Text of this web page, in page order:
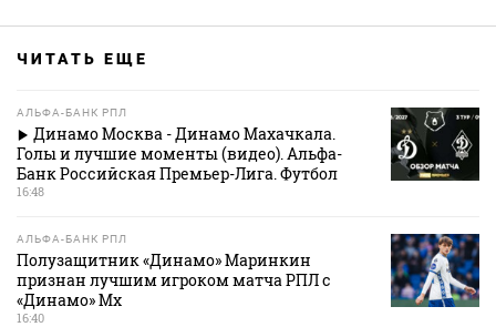
ЧИТАТЬ ЕЩЕ
АЛЬФА-БАНК РПЛ
Динамо Москва - Динамо Махачкала.
Голы и лучшие моменты (видео). Альфа-
Банк Российская Премьер-Лига. Футбол
16:48
АЛЬФА-БАНК РПЛ
Полузащитник «Динамо» Маринкин
признан лучшим игроком матча РПЛ с
«Динамо» Мх
16:40